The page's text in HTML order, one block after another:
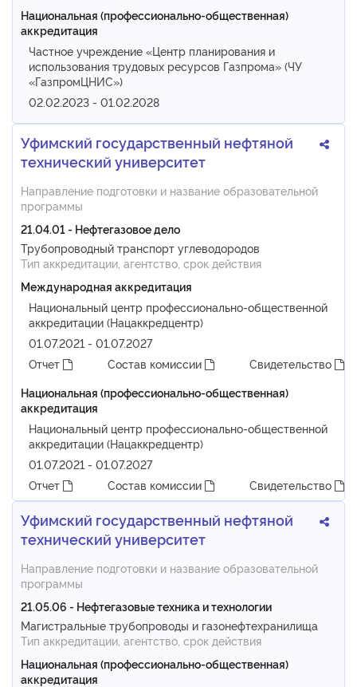
Национальная (профессионально-общественная)
аккредитация
Частное учреждение «Центр планирования и
использования трудовых ресурсов Газпрома» (ЧУ
«ГазпромЦНИС»)
02.02.2023 - 01.02.2028
Уфимский государственный нефтяной
технический университет
Направление подготовки и название образовательной
программы
21.04.01 - Нефтегазовое дело
Трубопроводный транспорт углеводородов
Тип аккредитации, агентство, срок действия
Международная аккредитация
Национальный центр профессионально-общественной
аккредитации (Нацаккредцентр)
01.07.2021 - 01.07.2027
Отчет
Состав комиссии
Свидетельство
Национальная (профессионально-общественная)
аккредитация
Национальный центр профессионально-общественной
аккредитации (Нацаккредцентр)
01.07.2021 - 01.07.2027
Отчет
Состав комиссии Свидетельство
Уфимский государственный нефтяной
технический университет
Направление подготовки и название образовательной
программы
21.05.06 - Нефтегазовые техника и технологии
Магистральные трубопроводы и газонефтехранилища
Тип аккредитации, агентство, срок действия
Национальная (профессионально-общественная)
аккредитация